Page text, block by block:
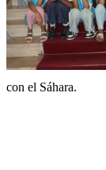
con el Sáhara.